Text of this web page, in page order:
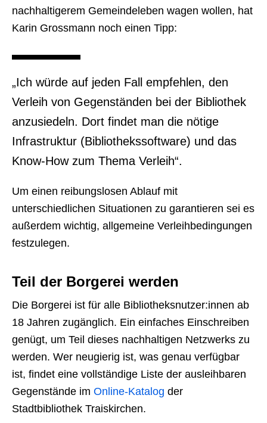
nachhaltigerem Gemeindeleben wagen wollen, hat
Karin Grossmann noch einen Tipp:
„Ich würde auf jeden Fall empfehlen, den
Verleih von Gegenständen bei der Bibliothek
anzusiedeln. Dort findet man die nötige
Infrastruktur (Bibliothekssoftware) und das
Know-How zum Thema Verleih“.
Um einen reibungslosen Ablauf mit
unterschiedlichen Situationen zu garantieren sei es
außerdem wichtig, allgemeine Verleihbedingungen
festzulegen.
Teil der Borgerei werden
Die Borgerei ist für alle Bibliotheksnutzer:innen ab
18 Jahren zugänglich. Ein einfaches Einschreiben
genügt, um Teil dieses nachhaltigen Netzwerks zu
werden. Wer neugierig ist, was genau verfügbar
ist, findet eine vollständige Liste der ausleihbaren
Gegenstände im Online-Katalog der
Stadtbibliothek Traiskirchen.